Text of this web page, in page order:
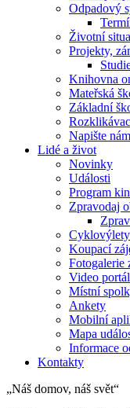
Odpadový
Životní
Projekty,
Knihovna
Mateřská
Základní
Napište nám
Lidé a život
Novinky
Události
Program
Zpravodaj
Koupací
Fotogalerie
Video portál
Místní
Ankety
Mobilní
Mapa
Informace
Kontakty
„Náš domov, náš svět“